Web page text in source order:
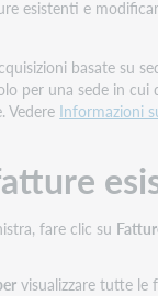
esistenti e
basate su
per una sede in cui
Vedere Informazioni
fare clic su
visualizzare tutte le